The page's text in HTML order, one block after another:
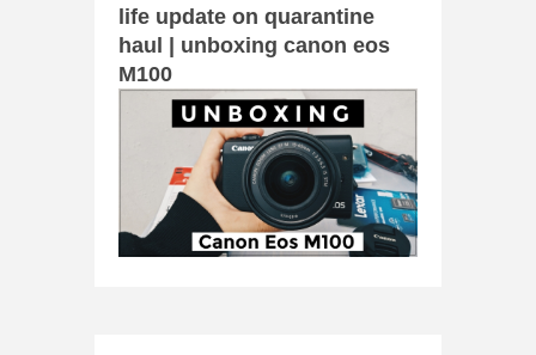
life update on quarantine
haul | unboxing canon eos
M100